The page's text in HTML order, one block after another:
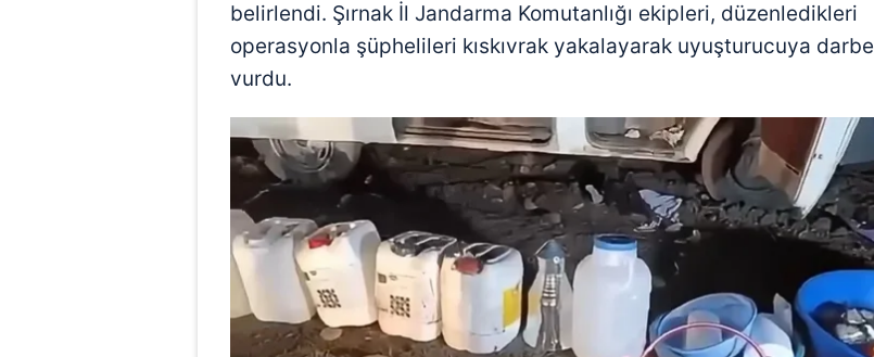
belirlendi. Şırnak İl Jandarma Komutanlığı ekipleri, düzenledikleri
operasyonla şüphelileri kıskıvrak yakalayarak uyuşturucuya darbe
vurdu.